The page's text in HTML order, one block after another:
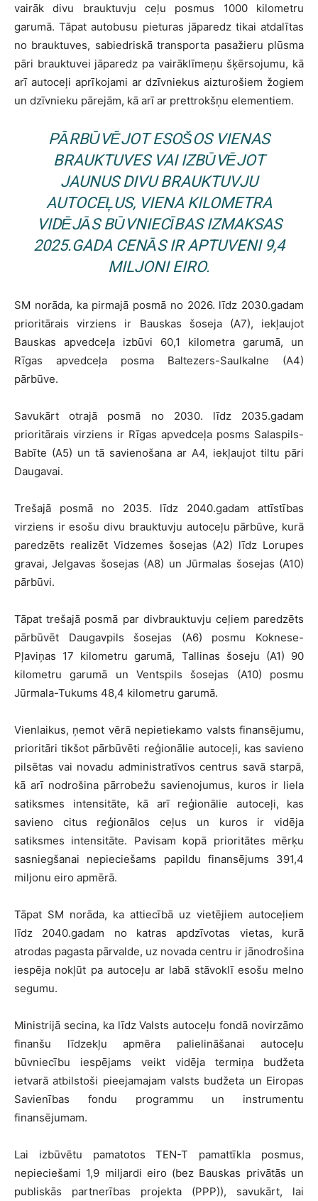
vairāk divu brauktuvju ceļu posmus 1000 kilometru
garumā. Tāpat autobusu pieturas jāparedz tikai atdalītas
no brauktuves, sabiedriskā transporta pasažieru plūsma
pāri brauktuvei jāparedz pa vairāklīmeņu šķērsojumu, kā
arī autoceļi aprīkojami ar dzīvniekus aizturošiem žogiem
un dzīvnieku pārejām, kā arī ar prettrokšņu elementiem.
PĀRBŪVĒJOT ESOŠOS VIENAS
BRAUKTUVES VAI IZBŪVĒJOT
JAUNUS DIVU BRAUKTUVJU
AUTOCEĻUS, VIENA KILOMETRA
VIDĒJĀS BŪVNIECĪBAS IZMAKSAS
2025.GADA CENĀS IR APTUVENI 9,4
MILJONI EIRO.
SM norāda, ka pirmajā posmā no 2026. līdz 2030.gadam
prioritārais virziens ir Bauskas šoseja (A7), iekļaujot
Bauskas apvedceļa izbūvi 60,1 kilometra garumā, un
Rīgas apvedceļa posma Baltezers-Saulkalne (A4)
pārbūve.
Savukārt otrajā posmā no 2030. līdz 2035.gadam
prioritārais virziens ir Rīgas apvedceļa posms Salaspils-
Babīte (A5) un tā savienošana ar A4, iekļaujot tiltu pāri
Daugavai.
Trešajā posmā no 2035. līdz 2040.gadam attīstības
virziens ir esošu divu brauktuvju autoceļu pārbūve, kurā
paredzēts realizēt Vidzemes šosejas (A2) līdz Lorupes
gravai, Jelgavas šosejas (A8) un Jūrmalas šosejas (A10)
pārbūvi.
Tāpat trešajā posmā par divbrauktuvju ceļiem paredzēts
pārbūvēt Daugavpils šosejas (A6) posmu Koknese-
Pļaviņas 17 kilometru garumā, Tallinas šoseju (A1) 90
kilometru garumā un Ventspils šosejas (A10) posmu
Jūrmala-Tukums 48,4 kilometru garumā.
Vienlaikus, ņemot vērā nepietiekamo valsts finansējumu,
prioritāri tikšot pārbūvēti reģionālie autoceļi, kas savieno
pilsētas vai novadu administratīvos centrus savā starpā,
kā arī nodrošina pārrobežu savienojumus, kuros ir liela
satiksmes intensitāte, kā arī reģionālie autoceļi, kas
savieno citus reģionālos ceļus un kuros ir vidēja
satiksmes intensitāte. Pavisam kopā prioritātes mērķu
sasniegšanai nepieciešams papildu finansējums 391,4
miljonu eiro apmērā.
Tāpat SM norāda, ka attiecībā uz vietējiem autoceļiem
līdz 2040.gadam no katras apdzīvotas vietas, kurā
atrodas pagasta pārvalde, uz novada centru ir jānodrošina
iespēja nokļūt pa autoceļu ar labā stāvoklī esošu melno
segumu.
Ministrijā secina, ka līdz Valsts autoceļu fondā novirzāmo
finanšu līdzekļu apmēra palielināšanai autoceļu
būvniecību iespējams veikt vidēja termiņa budžeta
ietvarā atbilstoši pieejamajam valsts budžeta un Eiropas
Savienības fondu programmu un instrumentu
finansējumam.
Lai izbūvētu pamatotos TEN-T pamattīkla posmus,
nepieciešami 1,9 miljardi eiro (bez Bauskas privātās un
publiskās partnerības projekta (PPP)), savukārt, lai